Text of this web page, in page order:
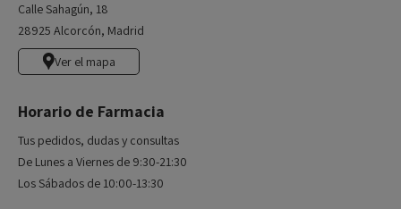
Calle Sahagún, 18
28925 Alcorcón, Madrid
Ver el mapa
Horario de Farmacia
Tus pedidos, dudas y consultas
De Lunes a Viernes de 9:30-21:30
Los Sábados de 10:00-13:30